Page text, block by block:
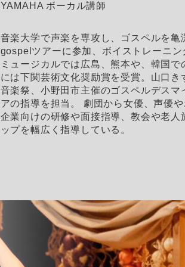
YAMAHA ボーカル講師
音楽大学で声楽を専攻し、ゴスペルを
gospelツアーに参加、ボイストレーニン
ミュージカルでは広島、熊本や、韓国
には下関芸術文化奨励賞を受賞。山口き
音楽祭、小野田市主催のゴスペルデスマ
アの指導を担当。 劇団から女優、声優や
企業向けの研修や面接指導、教会や老人
ップを幅広く指導している。